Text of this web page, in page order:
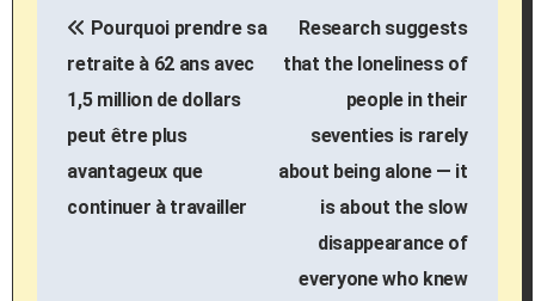
Pourquoi prendre sa
retraite à 62 ans avec
1,5 million de dollars
peut être plus
avantageux que
continuer à travailler
Research suggests
that the loneliness of
people in their
seventies is rarely
about being alone — it
is about the slow
disappearance of
everyone who knew